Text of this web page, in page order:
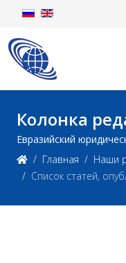
Колонка
Евразийский
Главная
Наши
Список статей,